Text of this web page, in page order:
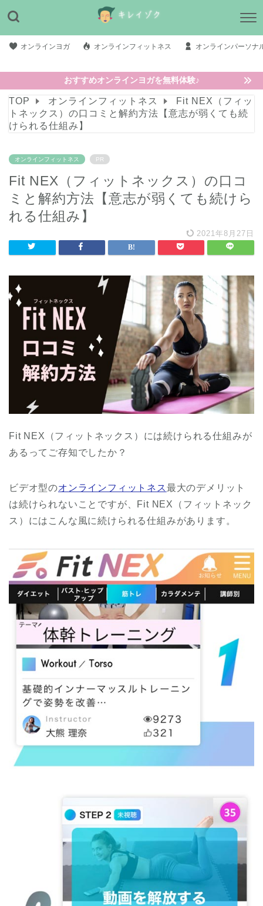
オンラインヨガ オンラインフィットネス オンラインパーソナ
おすすめオンラインヨガを無料体験♪
TOP オンラインフィットネス
Fit NEX（フィッ
トネックス）の口コミと解約方法【意志が弱くても続
けられる仕組み】
オンラインフィットネス PR
Fit NEX（フィットネックス）の口コ
ミと解約方法【意志が弱くても続けら
れる仕組み】
2021年8月27日
Fit NEX（フィットネックス）には続けられる仕組みが
あるってご存知でしたか？
ビデオ型のオンラインフィットネス最大のデメリット
は続けられないことですが、Fit NEX（フィットネック
ス）にはこんな風に続けられる仕組みがあります。